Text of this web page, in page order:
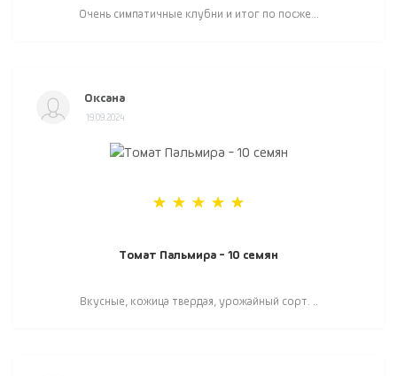
Очень симпатичные клубни и итог по посже...
Оксана
19.09.2024
Томат Пальмира - 10 семян
Вкусные, кожица твердая, урожайный сорт. ..